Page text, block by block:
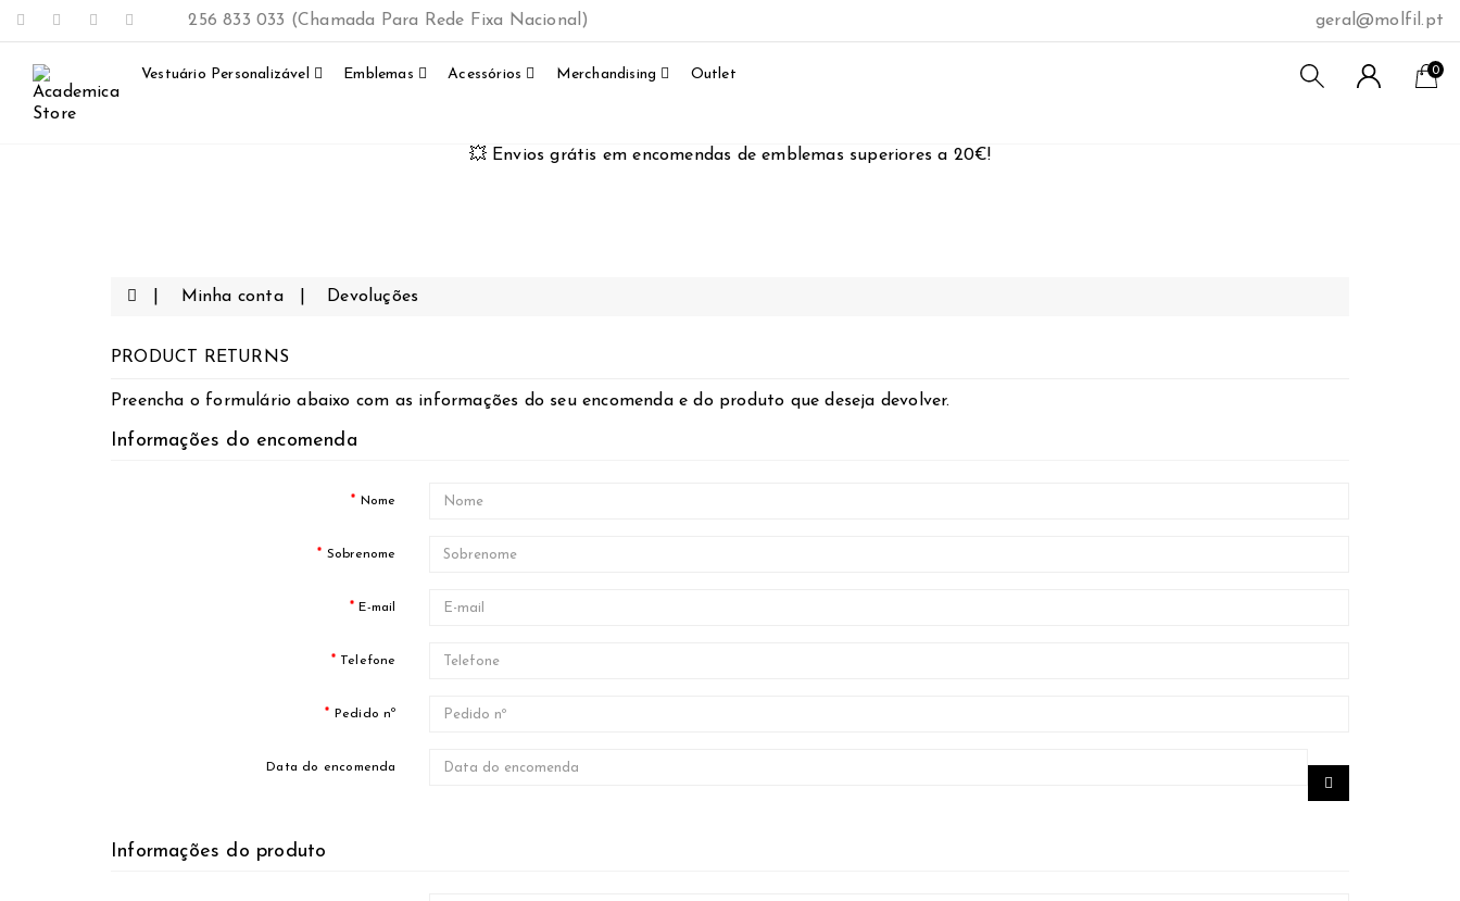
256 833 033 (Chamada Para Rede Fixa Nacional) geral@molfil.pt
Vestuário Personalizável Emblemas Acessórios Merchandising Outlet
0
-
💥Envios grátis em encomendas de emblemas superiores a 20€!
Minha conta Devoluções
PRODUCT RETURNS
Preencha o formulário abaixo com as informações do seu encomenda e do produto que deseja devolver.
Informações do encomenda
Nome
Sobrenome
E-mail
Telefone
Pedido nº
Data do encomenda
Informações do produto